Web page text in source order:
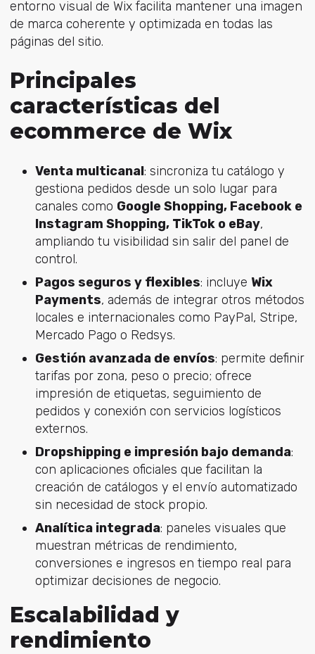
entorno visual de Wix facilita mantener una imagen
de marca coherente y optimizada en todas las
páginas del sitio.
Principales
características del
ecommerce de Wix
Venta multicanal: sincroniza tu catálogo y
gestiona pedidos desde un solo lugar para
canales como Google Shopping, Facebook e
Instagram Shopping, TikTok o eBay,
ampliando tu visibilidad sin salir del panel de
control.
Pagos seguros y flexibles: incluye Wix
Payments, además de integrar otros métodos
locales e internacionales como PayPal, Stripe,
Mercado Pago o Redsys.
Gestión avanzada de envíos: permite definir
tarifas por zona, peso o precio; ofrece
impresión de etiquetas, seguimiento de
pedidos y conexión con servicios logísticos
externos.
Dropshipping e impresión bajo demanda:
con aplicaciones oficiales que facilitan la
creación de catálogos y el envío automatizado
sin necesidad de stock propio.
Analítica integrada: paneles visuales que
muestran métricas de rendimiento,
conversiones e ingresos en tiempo real para
optimizar decisiones de negocio.
Escalabilidad y
rendimiento